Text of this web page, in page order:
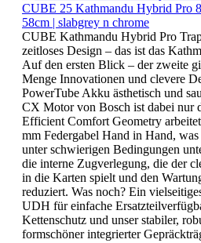
CUBE 25 Kathmandu Hybrid Pro
58cm | slabgrey n chrome
CUBE Kathmandu Hybrid Pro
zeitloses Design – das ist das
Auf den ersten Blick – der zweite
Menge Innovationen und clevere
PowerTube Akku ästhetisch und
CX Motor von Bosch ist dabei nur
Efficient Comfort Geometry
mm Federgabel Hand in Hand,
unter schwierigen Bedingungen
die interne Zugverlegung, die der
in die Karten spielt und den
reduziert. Was noch? Ein
UDH für einfache
Kettenschutz und unser stabiler,
formschöner integrierter